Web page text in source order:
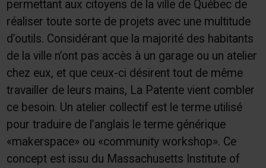
permettant aux citoyens de la ville de Québec de
réaliser toute sorte de projets avec une multitude
d’outils. Considérant que la majorité des habitants
de la ville n’ont pas accès à un garage ou un atelier
chez eux, et que ceux-ci désirent tout de même
travailler de leurs mains, La Patente vient combler
ce besoin. Un atelier collectif est le terme utilisé
pour traduire de l’anglais le terme générique
«makerspace» ou «community workshop». Ce
concept est issu du Massachusetts Institute of